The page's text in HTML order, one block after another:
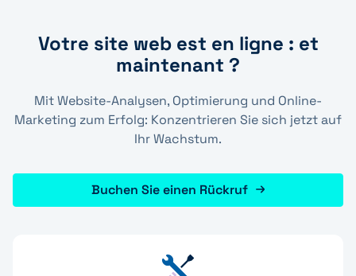
Votre site web est en ligne : et
maintenant ?
Mit Website-Analysen, Optimierung und Online-
Marketing zum Erfolg: Konzentrieren Sie sich jetzt auf
Ihr Wachstum.
Buchen Sie einen Rückruf